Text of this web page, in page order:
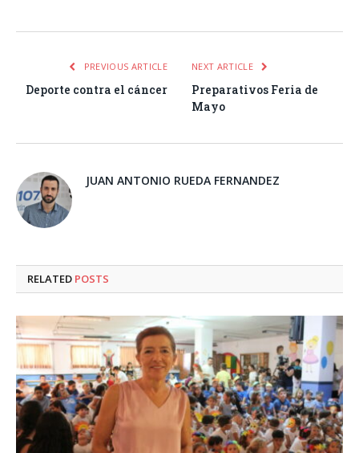
PREVIOUS ARTICLE
Deporte contra el cáncer
NEXT ARTICLE
Preparativos Feria de
Mayo
JUAN ANTONIO RUEDA FERNANDEZ
RELATED POSTS